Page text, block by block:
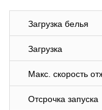
Загрузка белья
Загрузка
Макс. скорость
Отсрочка запуска